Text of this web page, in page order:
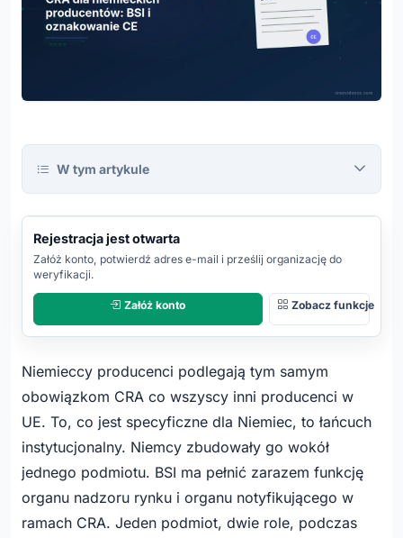
W tym artykule
REJESTRACJA
OTWARTA
REJESTRACJA OTWARTA
Rejestracja jest otwarta
Załóż konto, potwierdź adres e-mail i prześlij organizację do
weryfikacji.
Załóż konto Zobacz funkcje
Niemieccy producenci podlegają tym samym
obowiązkom CRA co wszyscy inni producenci w
UE. To, co jest specyficzne dla Niemiec, to łańcuch
instytucjonalny. Niemcy zbudowały go wokół
jednego podmiotu. BSI ma pełnić zarazem funkcję
organu nadzoru rynku i organu notyfikującego w
ramach CRA. Jeden podmiot, dwie role, podczas